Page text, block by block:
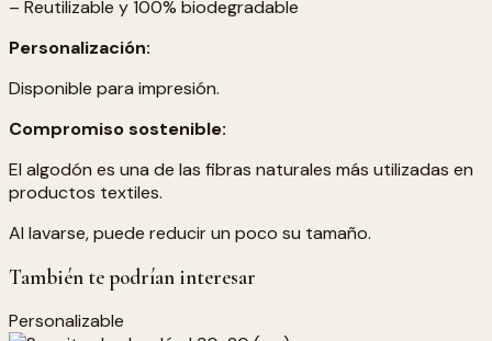
– Reutilizable y 100% biodegradable
Personalización:
Disponible para impresión.
Compromiso sostenible:
El algodón es una de las fibras naturales más utilizadas en
productos textiles.
Al lavarse, puede reducir un poco su tamaño.
También te podrían interesar
Personalizable